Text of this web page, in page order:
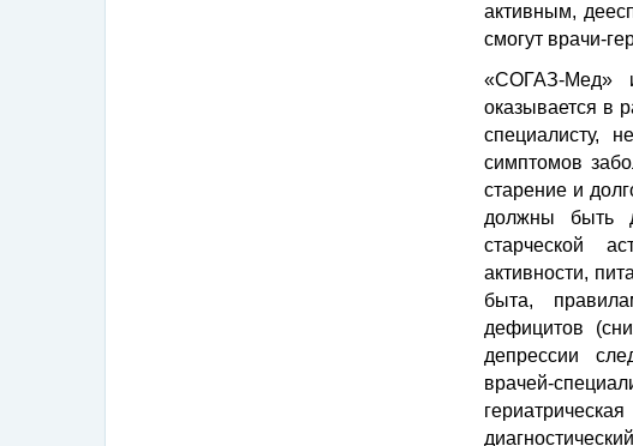
активным,
смогут врачи-
«СОГАЗ-Мед»
оказывается в
специалисту,
симптомов
старение и
должны быть
старческой
активности,
быта,
дефицитов
депрессии
врачей-